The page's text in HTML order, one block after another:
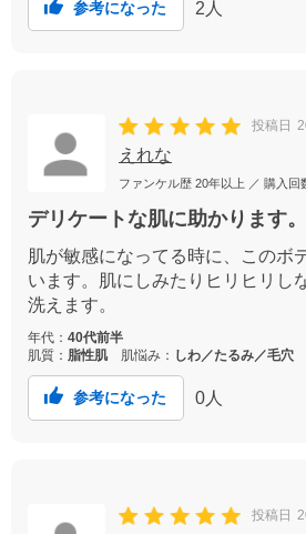
参考になった 2 人
投稿日
えれな
ファンケル歴 20年以上 ／ 購入回
デリケートな肌に助かります。
肌が敏感になってる時に、このボ
います。肌にしみたりヒリヒリし
洗えます。
年代： 40代前半
肌質： 脂性肌 肌悩み： しわ／たるみ／毛穴
参考になった 0 人
投稿日